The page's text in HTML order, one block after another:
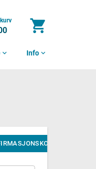
shopping_cart
expand_more Info expand_more